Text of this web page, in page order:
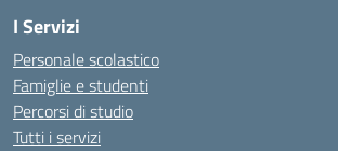
I Servizi
Personale scolastico
Famiglie e studenti
Percorsi di studio
Tutti i servizi